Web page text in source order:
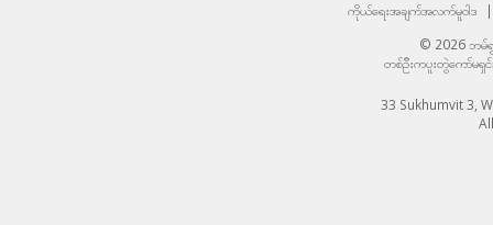
ကိုယ်ရေးအချက်အလက်မူဝါဒ
|
© 2026 ဘမ်ရွ
တစ်ဦးကပူးတွဲကော်မရှ
33 Sukhumvit 3,